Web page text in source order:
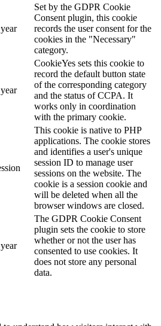
Set by the GDPR Cookie
Consent plugin, this cookie
records the user consent for the
cookies in the "Necessary"
category.
CookieYes sets this cookie to
record the default button state
of the corresponding category
and the status of CCPA. It
works only in coordination
with the primary cookie.
This cookie is native to PHP
applications. The cookie stores
and identifies a user's unique
session ID to manage user
sessions on the website. The
cookie is a session cookie and
will be deleted when all the
browser windows are closed.
The GDPR Cookie Consent
plugin sets the cookie to store
whether or not the user has
consented to use cookies. It
does not store any personal
data.